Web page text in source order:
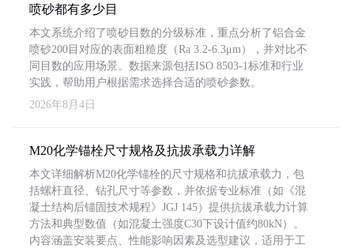
喷砂都有多少目
本文系统介绍了喷砂目数的分级标准，重点分析了铝合金
喷砂200目对应的表面粗糙度（Ra 3.2-6.3μm），并对比不
同目数的应用场景。数据来源包括ISO 8503-1标准和行业
实践，帮助用户根据需求选择合适的喷砂参数。
2026年8月4日
M20化学锚栓尺寸规格及抗拔承载力详解
本文详细解析M20化学锚栓的尺寸规格和抗拔承载力，包
括螺杆直径、钻孔尺寸等参数，并依据专业标准（如《混
凝土结构后锚固技术规程》JGJ 145）提供抗拔承载力计算
方法和典型数值（如混凝土强度C30下设计值约80kN）。
内容涵盖安装要点、性能影响因素及选型建议，适用于工